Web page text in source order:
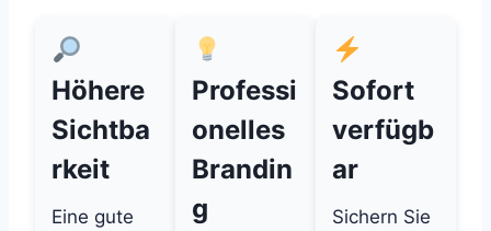
Höhere
Sichtba
rkeit
Eine gute
Professi
onelles
Brandin
g
Sofort
verfügb
ar
Sichern Sie